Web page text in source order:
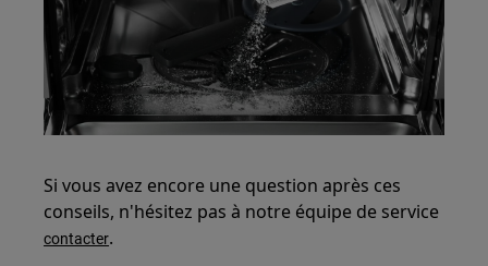
Si vous avez encore une question après ces
conseils, n'hésitez pas à notre équipe de service
contacter.